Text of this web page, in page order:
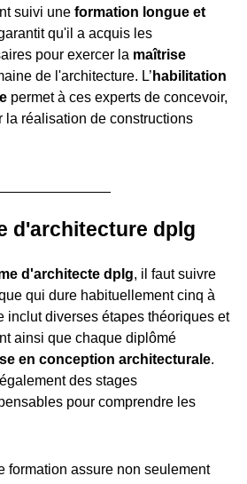
suivi une formation longue et
qu'il a acquis les
pour exercer la maîtrise
de l'architecture. L’ habilitation
permet à ces experts de concevoir,
la réalisation de constructions
d'architecture dplg
d'architecte dplg, il faut suivre
qui dure habituellement cinq à
inclut diverses étapes théoriques et
ainsi que chaque diplômé
en conception architecturale.
des stages
pour comprendre les
formation assure non seulement